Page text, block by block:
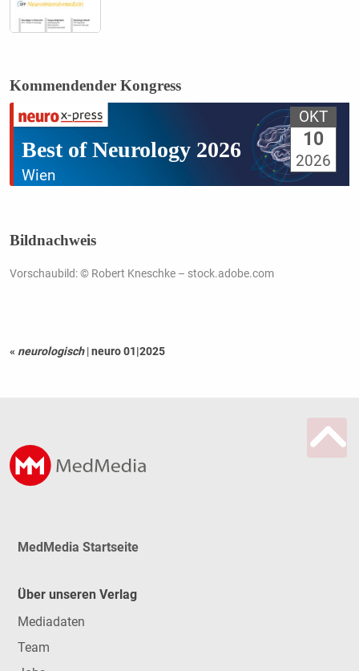
Kommendender Kongress
Best of Neurology 2026
Wien
OKT
10
2026
Bildnachweis
Vorschaubild: © Robert Kneschke – stock.adobe.com
« neurologisch |neuro 01|2025
MedMedia Startseite
Über unseren Verlag
Mediadaten
Team